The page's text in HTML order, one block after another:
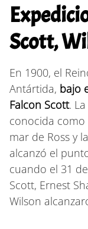
Scott,
En 1900, el
Antártida, bajo
Falcon Scott.
conocida como
mar de Ross y
alcanzó el
cuando el 31
Scott, Ernest
Wilson